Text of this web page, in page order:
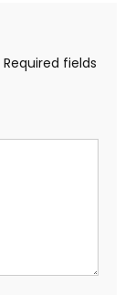
Required fields